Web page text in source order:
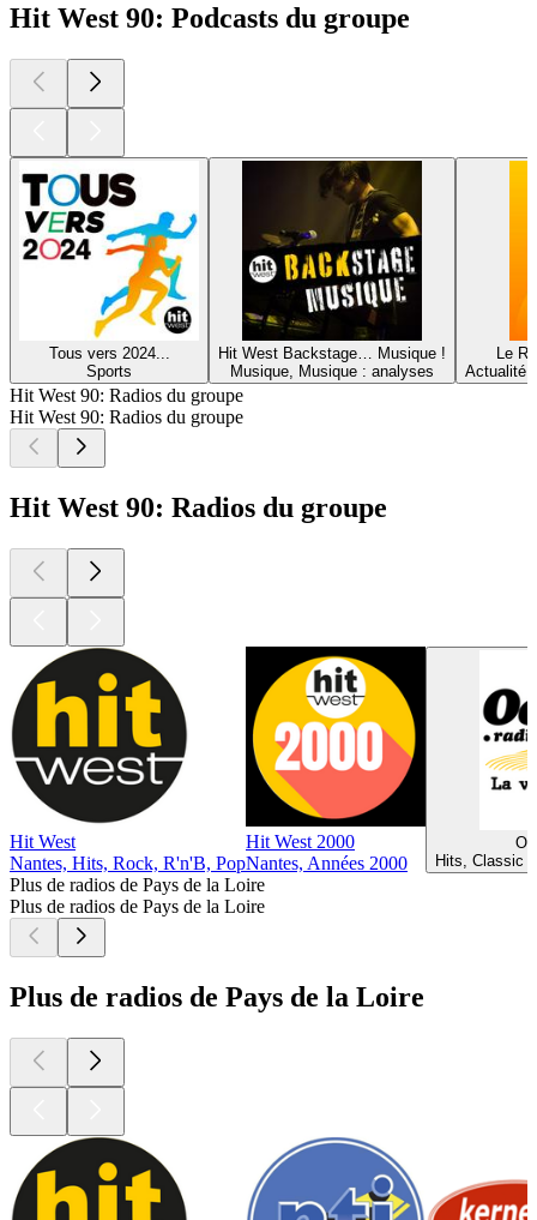
Hit West 90: Podcasts du groupe
Tous vers 2024...
Sports
Hit West Backstage… Musique !
Musique, Musique : analyses
Le
Actualité
Hit West 90: Radios du groupe
Hit West 90: Radios du groupe
Hit West 90: Radios du groupe
Hit West
Nantes, Hits, Rock, R'n'B, Pop
Hit West 2000
Nantes, Années 2000
Hits, Classic
Plus de radios de Pays de la Loire
Plus de radios de Pays de la Loire
Plus de radios de Pays de la Loire